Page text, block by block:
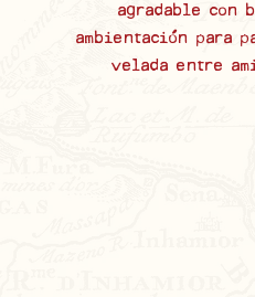
agradable con
ambientación para
velada entre